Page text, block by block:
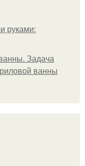
руками:
Задача
ванны